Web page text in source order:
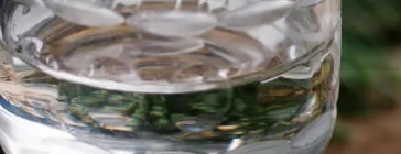
Bewertungen 0